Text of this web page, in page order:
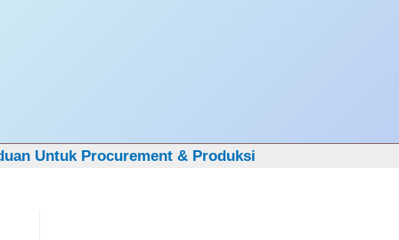
Untuk Procurement & Produksi